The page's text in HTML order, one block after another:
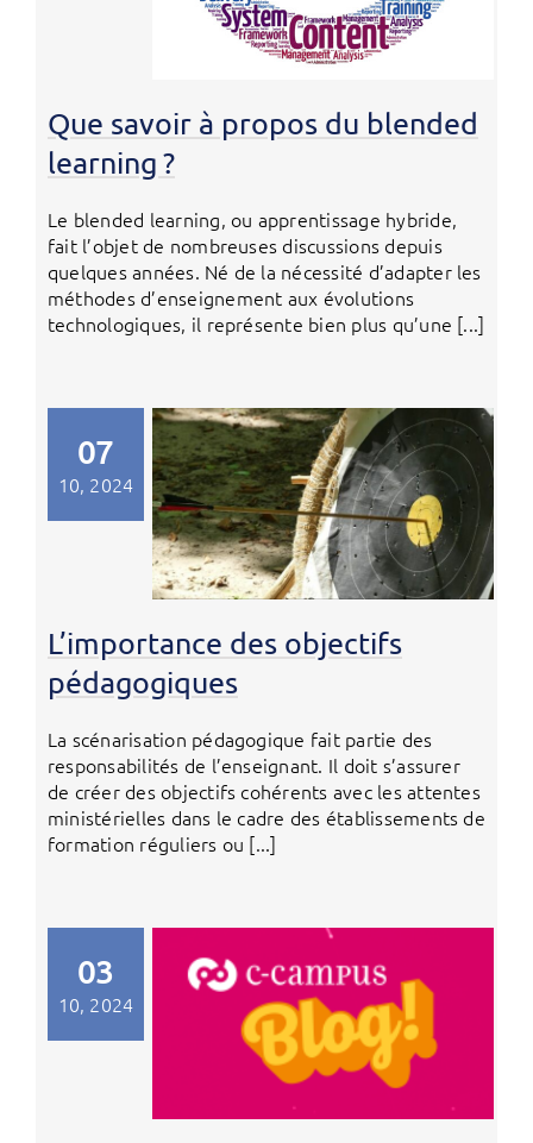
Que savoir à propos du blended
learning ?
Le blended learning, ou apprentissage hybride,
fait l’objet de nombreuses discussions depuis
quelques années. Né de la nécessité d’adapter les
méthodes d’enseignement aux évolutions
technologiques, il représente bien plus qu’une [...]
07
10, 2024
L’importance des objectifs
pédagogiques
La scénarisation pédagogique fait partie des
responsabilités de l’enseignant. Il doit s’assurer
de créer des objectifs cohérents avec les attentes
ministérielles dans le cadre des établissements de
formation réguliers ou [...]
03
10, 2024